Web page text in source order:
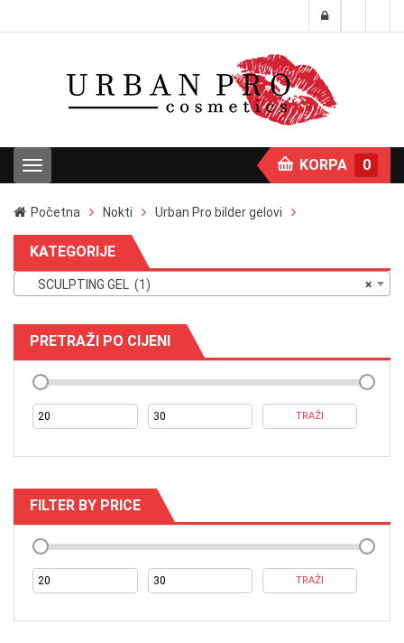
T
o
g
l
e
n
a
g
a
t
i
o
KORPA 0
Početna Nokti Urban Pro bilder gelovi
KATEGORIJE
×
SCULPTING GEL (1)
PRETRAŽI PO CIJENI
TRAŽI
FILTER BY PRICE
TRAŽI